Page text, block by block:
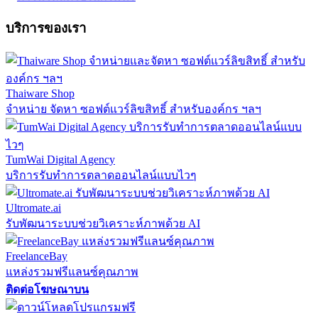
บริการของเรา
Thaiware Shop
จำหน่าย จัดหา ซอฟต์แวร์ลิขสิทธิ์ สำหรับองค์กร ฯลฯ
TumWai Digital Agency
บริการรับทำการตลาดออนไลน์แบบไวๆ
Ultromate.ai
รับพัฒนาระบบช่วยวิเคราะห์ภาพด้วย AI
FreelanceBay
แหล่งรวมฟรีแลนซ์คุณภาพ
ติดต่อโฆษณาบน